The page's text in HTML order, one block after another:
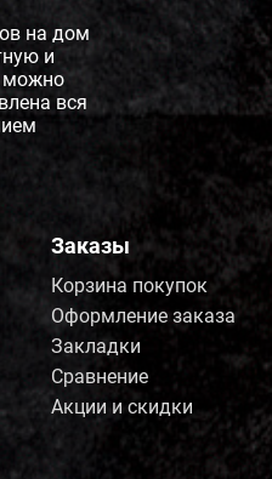
на дом
и
можно
вся
Заказы
Корзина покупок
Оформление заказа
Закладки
Сравнение
Акции и скидки